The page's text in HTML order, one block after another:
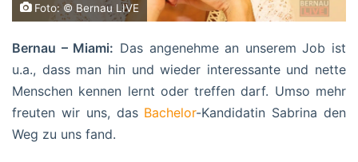
Foto: © Bernau LIVE
Bernau – Miami: Das angenehme an unserem Job ist
u.a., dass man hin und wieder interessante und nette
Menschen kennen lernt oder treffen darf. Umso mehr
freuten wir uns, das Bachelor-Kandidatin Sabrina den
Weg zu uns fand.